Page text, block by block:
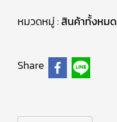
หมวดหมู่ :สินค้าทั้งหมด
Share